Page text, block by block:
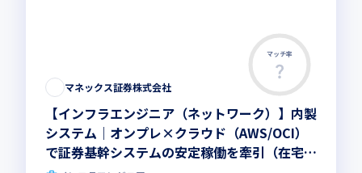
マッチ率
マネックス証券株式会社
【インフラエンジニア（ネットワーク）】内製
システム｜オンプレ×クラウド（AWS/OCI）
で証券基幹システムの安定稼働を牽引（在宅フ